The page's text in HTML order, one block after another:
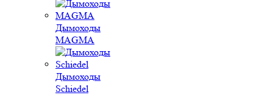
Дымоходы
MAGMA
Дымоходы
Schiedel